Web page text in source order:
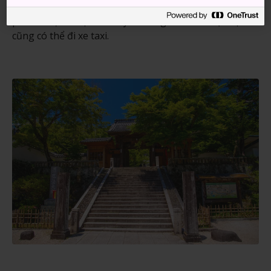
nóng Shuzenji
gần đó mất khoảng 10 phút. Mất ba
phút đi bộ từ trạm xe buýt đến ngôi chùa. Hoặc bạn
cũng có thể đi xe taxi.